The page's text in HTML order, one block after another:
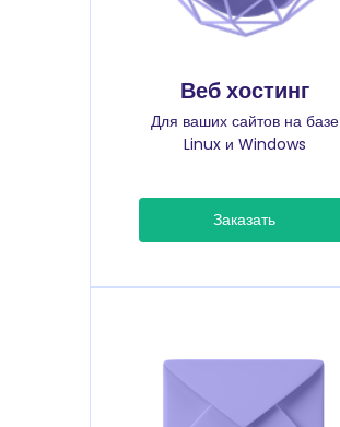
Веб хостинг
Для ваших сайтов на базе
Linux и Windows
Заказать